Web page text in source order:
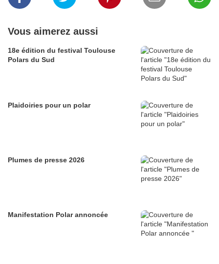
Vous aimerez aussi
18e édition du festival Toulouse
Polars du Sud
Plaidoiries pour un polar
Plumes de presse 2026
Manifestation Polar annoncée